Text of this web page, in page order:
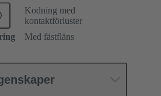
Kodning med
kontaktförluster
Med fästfläns